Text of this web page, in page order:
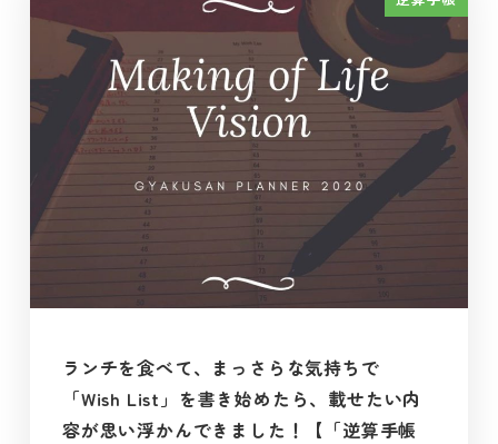
ランチを食べて、まっさらな気持ちで
「Wish List」を書き始めたら、載せたい内
容が思い浮かんできました！【「逆算手帳